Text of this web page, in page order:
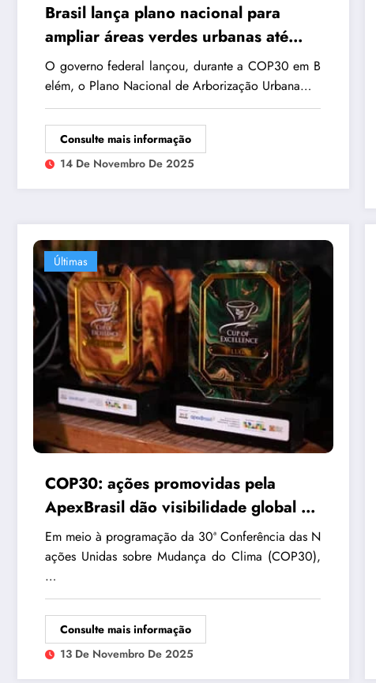
Brasil lança plano nacional para
ampliar áreas verdes urbanas até
2045
O governo federal lançou, durante a COP30 em B
elém, o Plano Nacional de Arborização Urbana…
Consulte mais informação
14 De Novembro De 2025
Últimas
COP30: ações promovidas pela
ApexBrasil dão visibilidade global a
produtos compatíveis com a floresta
Em meio à programação da 30ª Conferência das N
ações Unidas sobre Mudança do Clima (COP30),
…
Consulte mais informação
13 De Novembro De 2025